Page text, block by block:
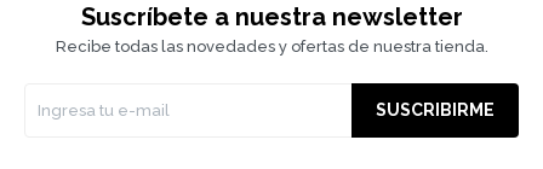
Suscríbete a nuestra newsletter
Recibe todas las novedades y ofertas de nuestra tienda.
SUSCRIBIRME